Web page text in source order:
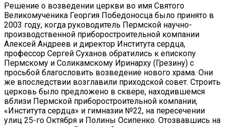
Решение о возведении церкви во имя Святого
Великомученика Георгия Победоносца было принято в
2003 году, когда руководитель Пермской научно-
производственной приборостроительной компании
Алексей Андреев и директор Института сердца,
профессор Сергей Суханов обратились к епископу
Пермскому и Соликамскому Иринарху (Грезину) с
просьбой благословить возведение нового храма. Они
же впоследствии возглавили приходской совет. Строить
церковь было предложено в сквере, находившемся
вблизи Пермской приборостроительной компании,
«Института сердца» и гимназии №22, на пересечении
улиц 25-го Октября и Полины Осипенко. Отозвавшись на